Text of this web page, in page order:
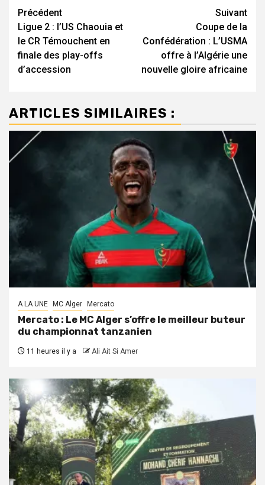
Navigation
d’article
Précédent
Ligue 2 : l’US Chaouia et
le CR Témouchent en
finale des play-offs
d’accession
Suivant
Coupe de la
Confédération : L’USMA
offre à l’Algérie une
nouvelle gloire africaine
ARTICLES SIMILAIRES :
A LA UNE MC Alger Mercato
Mercato : Le MC Alger s’offre le meilleur buteur
du championnat tanzanien
11 heures il y a Ali Ait Si Amer